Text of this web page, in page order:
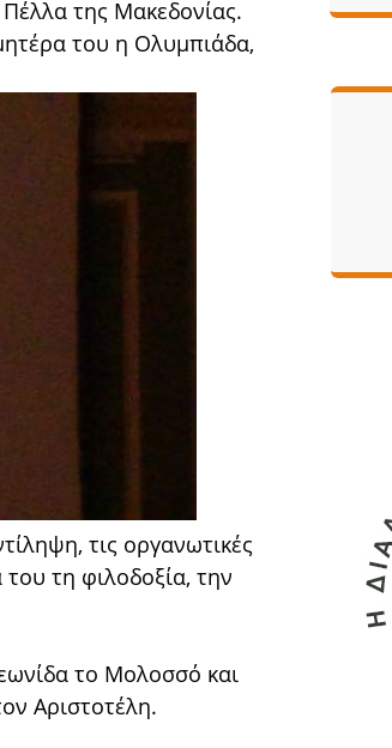
της Μακεδονίας.
του η Ολυμπιάδα,
τις οργανωτικές
τη φιλοδοξία, την
το Μολοσσό και
Αριστοτέλη.